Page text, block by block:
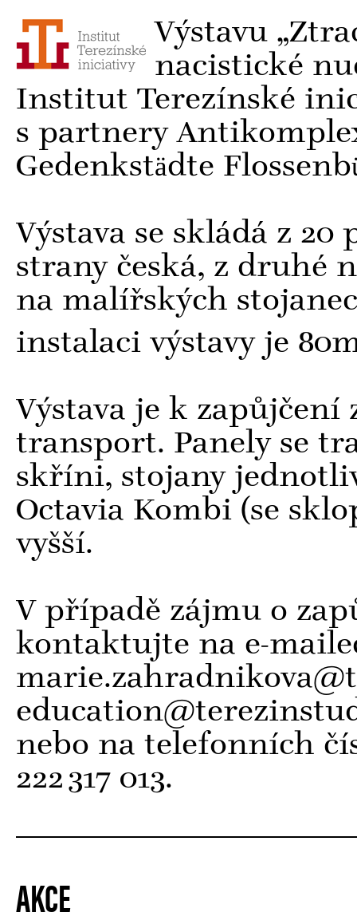
Výstavu
nacistické
Institut Terezínské
s partnery
Gedenkstädte
Výstava se skládá z
strany česká, z druhé
na malířských
instalaci výstavy je
Výstava je k
transport. Panely se
skříni, stojany
Octavia Kombi (se
vyšší.
V případě zájmu o
kontaktujte na e-
nebo na telefonních
222 │
317 013.
AKCE